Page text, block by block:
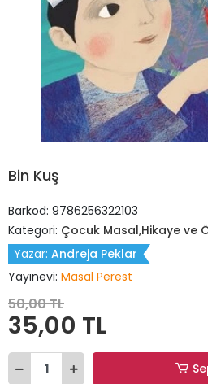
Bin Kuş
Barkod: 9786256322103
Kategori: Çocuk Masal,Hikaye ve
Yazar: Andreja Peklar
Yayınevi: Masal Perest
50,00 TL
35,00 TL